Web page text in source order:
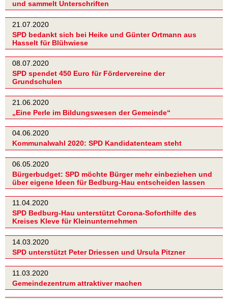
und sammelt Unterschriften
21.07.2020
SPD bedankt sich bei Heike und Günter Ortmann aus
Hasselt für Blühwiese
08.07.2020
SPD spendet 450 Euro für Fördervereine der
Grundschulen
21.06.2020
„Eine Perle im Bildungswesen der Gemeinde“
04.06.2020
Kommunalwahl 2020: SPD Kandidatenteam steht
06.05.2020
Bürgerbudget: SPD möchte Bürger mehr einbeziehen und
über eigene Ideen für Bedburg-Hau entscheiden lassen
11.04.2020
SPD Bedburg-Hau unterstützt Corona-Soforthilfe des
Kreises Kleve für Kleinunternehmen
14.03.2020
SPD unterstützt Peter Driessen und Ursula Pitzner
11.03.2020
Gemeindezentrum attraktiver machen